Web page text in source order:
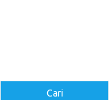
Cari